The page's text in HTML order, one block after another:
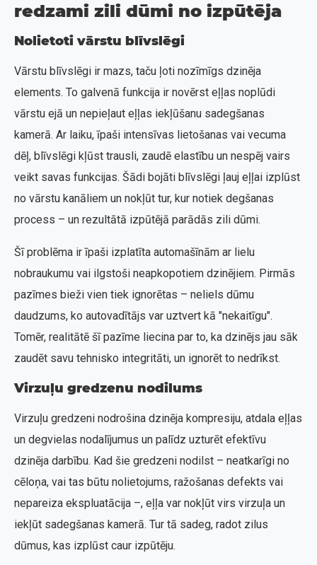
redzami zili dūmi no izpūtēja
Nolietoti vārstu blīvslēgi
Vārstu blīvslēgi ir mazs, taču ļoti nozīmīgs dzinēja
elements. To galvenā funkcija ir novērst eļļas noplūdi
vārstu ejā un nepieļaut eļļas iekļūšanu sadegšanas
kamerā. Ar laiku, īpaši intensīvas lietošanas vai vecuma
dēļ, blīvslēgi kļūst trausli, zaudē elastību un nespēj vairs
veikt savas funkcijas. Šādi bojāti blīvslēgi ļauj eļļai izplūst
no vārstu kanāliem un nokļūt tur, kur notiek degšanas
process – un rezultātā izpūtējā parādās zili dūmi.
Šī problēma ir īpaši izplatīta automašīnām ar lielu
nobraukumu vai ilgstoši neapkopotiem dzinējiem. Pirmās
pazīmes bieži vien tiek ignorētas – neliels dūmu
daudzums, ko autovadītājs var uztvert kā "nekaitīgu".
Tomēr, realitātē šī pazīme liecina par to, ka dzinējs jau sāk
zaudēt savu tehnisko integritāti, un ignorēt to nedrīkst.
Virzuļu gredzenu nodilums
Virzuļu gredzeni nodrošina dzinēja kompresiju, atdala eļļas
un degvielas nodalījumus un palīdz uzturēt efektīvu
dzinēja darbību. Kad šie gredzeni nodilst – neatkarīgi no
cēloņa, vai tas būtu nolietojums, ražošanas defekts vai
nepareiza ekspluatācija –, eļļa var nokļūt virs virzuļa un
iekļūt sadegšanas kamerā. Tur tā sadeg, radot zilus
dūmus, kas izplūst caur izpūtēju.